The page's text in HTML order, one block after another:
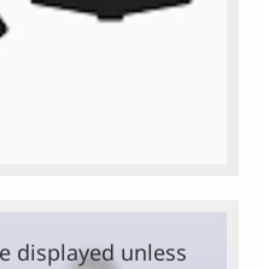
displayed unless